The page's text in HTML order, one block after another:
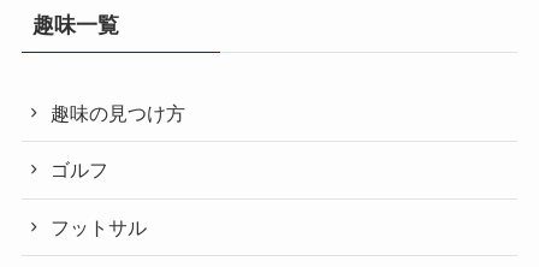
趣味一覧
趣味の見つけ方
ゴルフ
フットサル